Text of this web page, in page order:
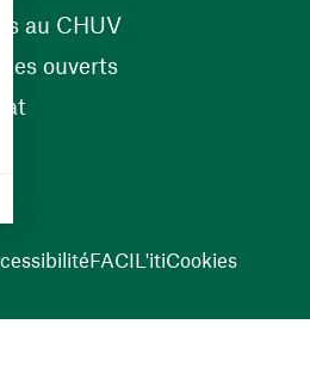
au CHUV(ouvre une
ouverts(ouvre une
FACIL'itiCookies